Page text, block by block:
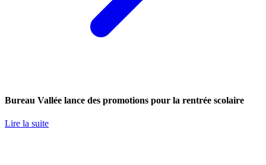
Bureau Vallée lance des promotions pour la rentrée scolaire
Lire la suite